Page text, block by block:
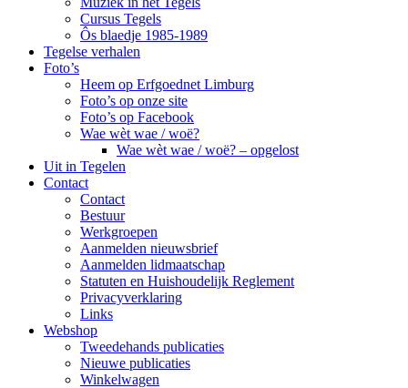
Cursus Tegels
Ôs blaedje 1985-1989
Tegelse verhalen
Foto’s
Heem op Erfgoednet Limburg
Foto’s op onze site
Foto’s op Facebook
Wae wèt wae / woë?
Wae wèt wae / woë? – opgelost
Uit in Tegelen
Contact
Contact
Bestuur
Werkgroepen
Aanmelden nieuwsbrief
Aanmelden lidmaatschap
Statuten en Huishoudelijk Reglement
Privacyverklaring
Links
Webshop
Tweedehands publicaties
Nieuwe publicaties
Winkelwagen